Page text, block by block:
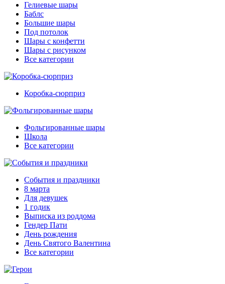
Гелиевые шары
Баблс
Большие шары
Под потолок
Шары с конфетти
Шары с рисунком
Все категории
Коробка-сюрприз
Фольгированные шары
Школа
Все категории
События и праздники
8 марта
Для девушек
1 годик
Выписка из роддома
Гендер Пати
День рождения
День Святого Валентина
Все категории